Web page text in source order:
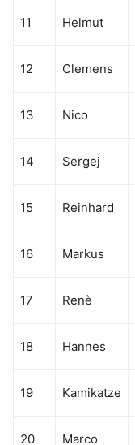
11 Helmut
12 Clemens
13 Nico
14 Sergej
15 Reinhard
16 Markus
17 Renè
18 Hannes
19 Kamikatze
20 Marco